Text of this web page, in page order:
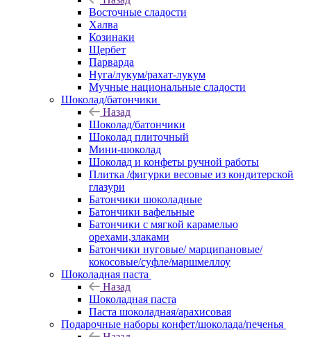
Восточные сладости
Халва
Козинаки
Щербет
Парварда
Нуга/лукум/рахат-лукум
Мучные национальные сладости
Шоколад/батончики
Назад
Шоколад/батончики
Шоколад плиточный
Мини-шоколад
Шоколад и конфеты ручной работы
Плитка /фигурки весовые из кондитерской
глазури
Батончики шоколадные
Батончики вафельные
Батончики с мягкой карамелью
орехами,злаками
Батончики нуговые/ марципановые/
кокосовые/суфле/маршмеллоу
Шоколадная паста
Назад
Шоколадная паста
Паста шоколадная/арахисовая
Подарочные наборы конфет/шоколада/печенья